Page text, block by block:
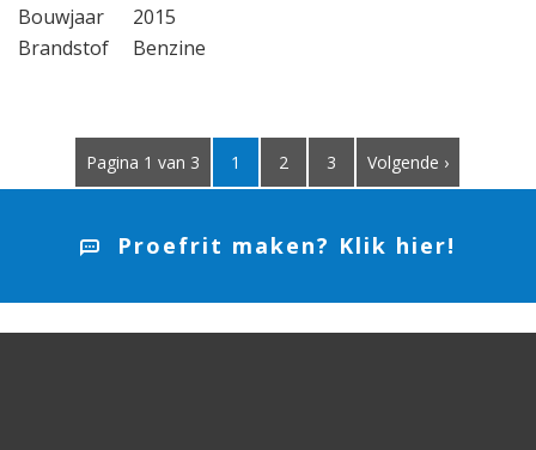
Bouwjaar
2015
Brandstof
Benzine
Pagina 1 van 3 1 2 3 Volgende ›
Proefrit maken? Klik hier!